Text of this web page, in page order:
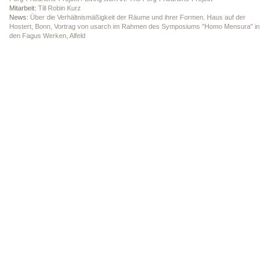
Mitarbeit: Till Robin Kurz
News: Über die Verhältnismäßigkeit der Räume und ihrer Formen. Haus auf der
Hostert, Bonn, Vortrag von usarch im Rahmen des Symposiums "Homo Mensura" in
den Fagus Werken, Alfeld